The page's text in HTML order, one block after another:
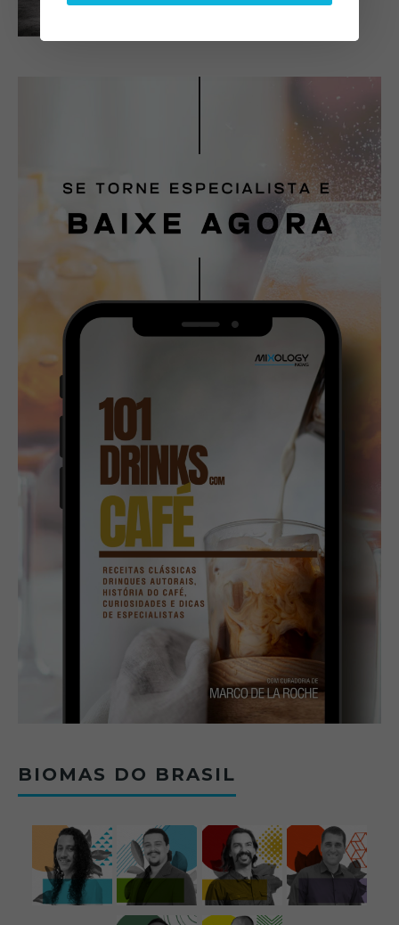
BIOMAS DO BRASIL